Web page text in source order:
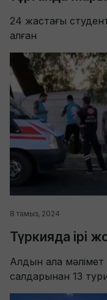
24 жастағы студент
алған
8 тамыз, 2024
Түркияда ірі
Алдын ала
салдарынан 13